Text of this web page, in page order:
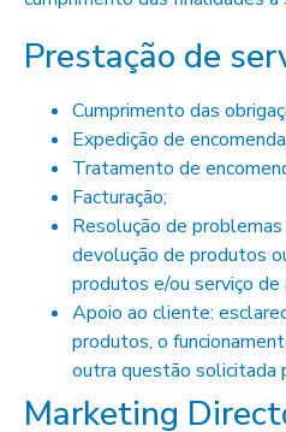
Prestação de
Cumprimento das
Expedição de
Tratamento de
Facturação;
Resolução de
devolução de produtos
produtos e/ou serviço de
Apoio ao cliente:
produtos, o
outra questão solicitada
Marketing